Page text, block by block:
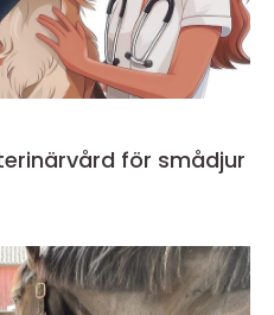
för smådjur